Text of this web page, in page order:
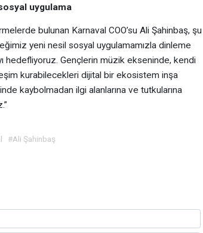
uygulama
bulunan Karnaval COO’su Ali Şahinbaş, şu
yeni nesil sosyal uygulamamızla dinleme
hedefliyoruz. Gençlerin müzik ekseninde, kendi
kurabilecekleri dijital bir ekosistem inşa
kaybolmadan ilgi alanlarına ve tutkularına
#Ali Şahinbaş